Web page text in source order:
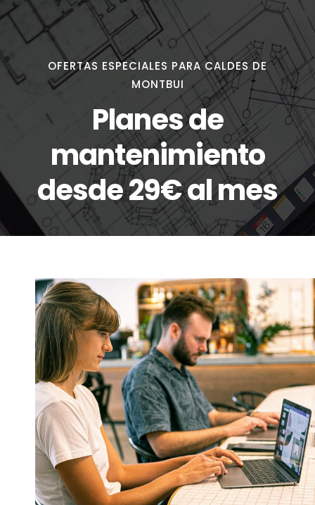
OFERTAS ESPECIALES PARA CALDES DE
MONTBUI
Planes de
mantenimiento
desde 29€ al mes